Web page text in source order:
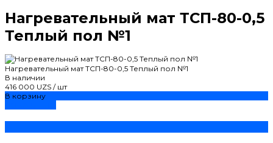
Нагревательный мат ТСП-80-0,5
Теплый пол №1
Нагревательный мат ТСП-80-0,5 Теплый пол №1
В наличии
416 000 UZS / шт
В корзину